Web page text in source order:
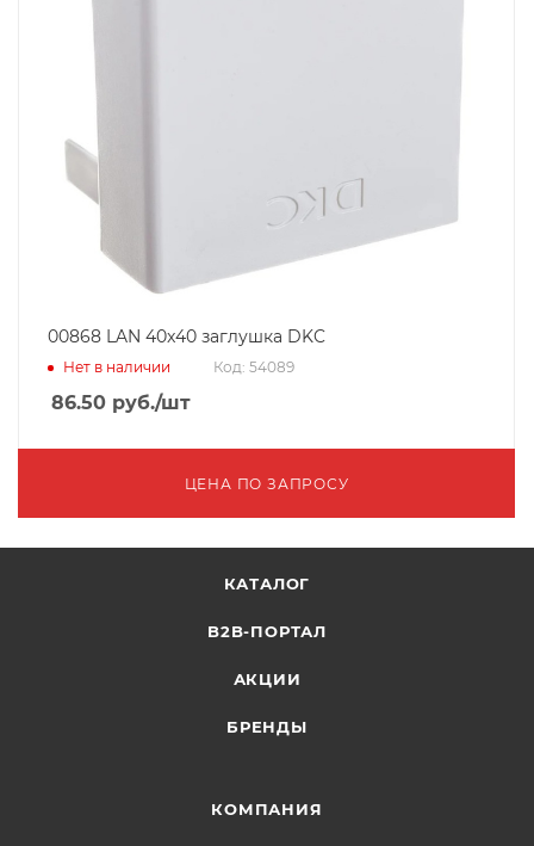
00868 LAN 40x40 заглушка DKC
Нет в наличии Код: 54089
86.50 руб./шт
ЦЕНА ПО ЗАПРОСУ
КАТАЛОГ
B2B-ПОРТАЛ
АКЦИИ
БРЕНДЫ
КОМПАНИЯ